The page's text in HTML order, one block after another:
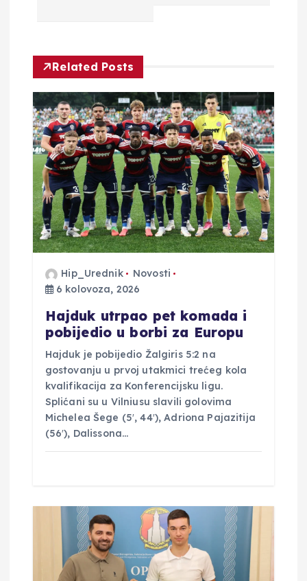
a
o
b
Related Posts
Hip_Urednik
Novosti
6 kolovoza, 2026
Hajduk utrpao pet komada i
pobijedio u borbi za Europu
Hajduk je pobijedio Žalgiris 5:2 na
gostovanju u prvoj utakmici trećeg kola
kvalifikacija za Konferencijsku ligu.
Splićani su u Vilniusu slavili golovima
Michelea Šege (5′, 44′), Adriona Pajazitija
(56′), Dalissona…